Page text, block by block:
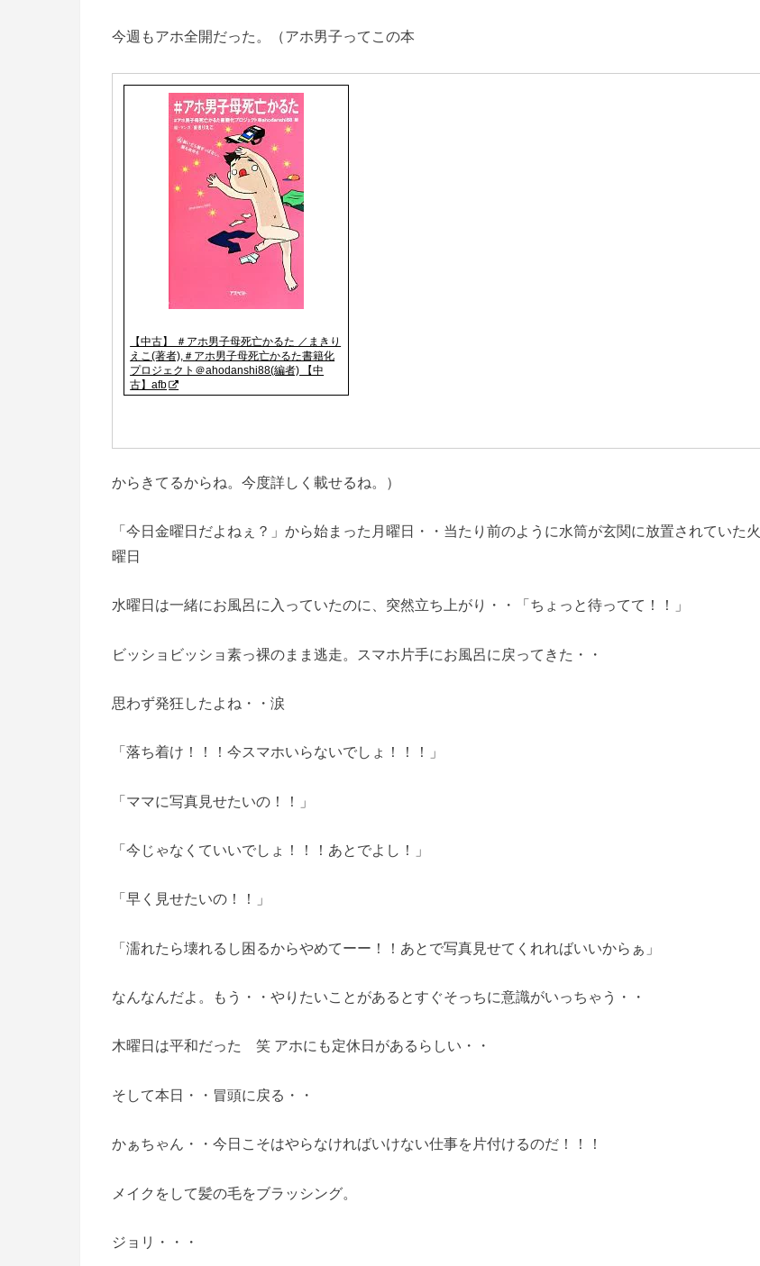
今週もアホ全開だった。（アホ男子ってこの本
【中古】 ＃アホ男子母死亡かるた ／まきり
えこ(著者),＃アホ男子母死亡かるた書籍化
プロジェクト＠ahodanshi88(編者) 【中
古】afb
からきてるからね。今度詳しく載せるね。）
「今日金曜日だよねぇ？」から始まった月曜日・・当たり前のように水筒が玄関に放置されていた火
曜日
水曜日は一緒にお風呂に入っていたのに、突然立ち上がり・・「ちょっと待ってて！！」
ビッショビッショ素っ裸のまま逃走。スマホ片手にお風呂に戻ってきた・・
思わず発狂したよね・・涙
「落ち着け！！！今スマホいらないでしょ！！！」
「ママに写真見せたいの！！」
「今じゃなくていいでしょ！！！あとでよし！」
「早く見せたいの！！」
「濡れたら壊れるし困るからやめてーー！！あとで写真見せてくれればいいからぁ」
なんなんだよ。もう・・やりたいことがあるとすぐそっちに意識がいっちゃう・・
木曜日は平和だった 笑 アホにも定休日があるらしい・・
そして本日・・冒頭に戻る・・
かぁちゃん・・今日こそはやらなければいけない仕事を片付けるのだ！！！
メイクをして髪の毛をブラッシング。
ジョリ・・・